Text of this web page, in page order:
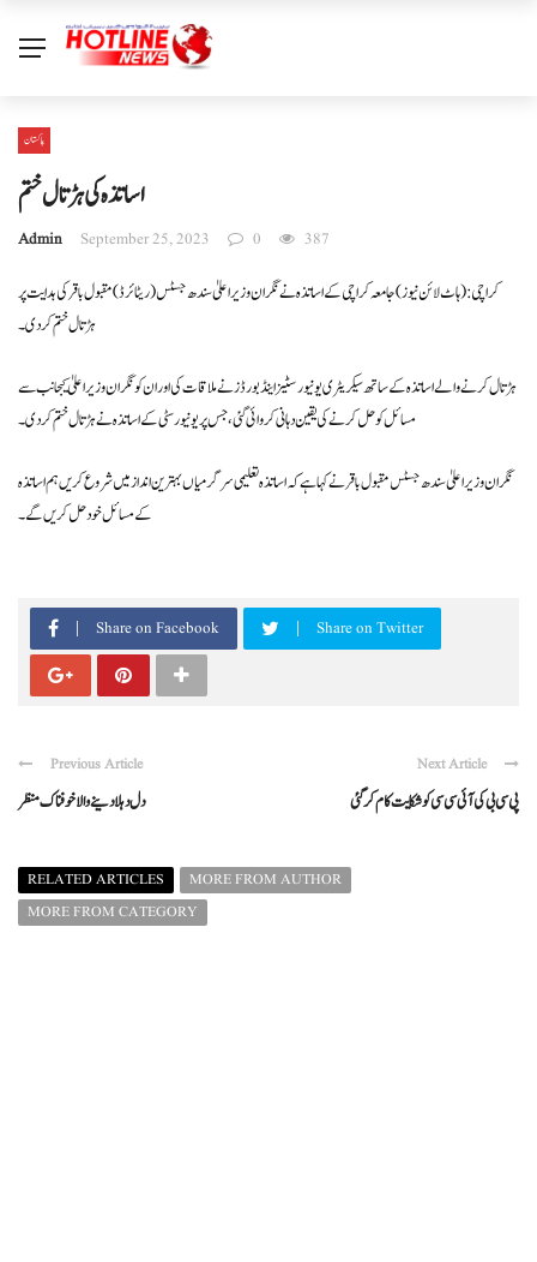
پاکستان
اساتذہ کی ہڑتال ختم
Admin September 25, 2023 0 387
کراچی: (ہاٹ لائن نیوز)جامعہ کراچی کے اساتذہ نے نگران وزیراعلیٰ سندھ جسٹس (ریٹائرڈ) مقبول باقر کی ہدایت پر
ہڑتال ختم کردی۔
ہڑتال کرنے والے اساتذہ کے ساتھ سیکریٹری یونیورسٹیز اینڈ بورڈز نے ملاقات کی اور ان کو نگران وزیراعلیٰ کیجانب سے
مسائل کو حل کرنے کی یقین دہانی کروائی گئی ، جس پر یونیورسٹی کے اساتذہ نے ہڑتال ختم کردی۔
نگران وزیراعلیٰ سندھ جسٹس مقبول باقر نے کہا ہے کہ اساتذہ تعلیمی سرگرمیاں بہترین انداز میں شروع کریں ہم اساتذہ
کے مسائل خود حل کریں گے ۔
Share on Facebook Share on Twitter
Previous Article
دل دہلا دینےوالاخوفناک منظر
Next Article
پی سی بی کی آئی سی سی کوشکایت کام کرگئی
RELATED ARTICLES
MORE FROM AUTHOR
MORE FROM CATEGORY